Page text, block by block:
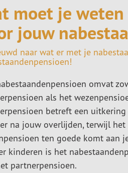
moet je
jouw
naar wat er met je
omvat
als het
betreft een
na jouw overlijden, terwijl het
ten goede komt aan
kinderen is het
partnerpensioen.